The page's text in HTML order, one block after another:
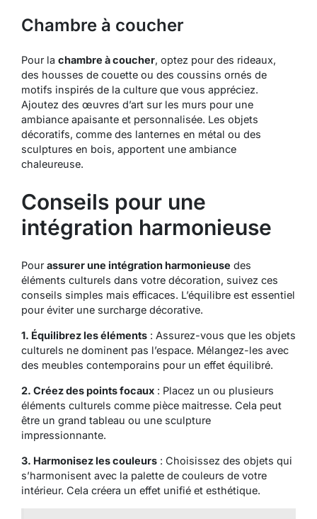
Chambre à coucher
Pour la chambre à coucher, optez pour des rideaux,
des housses de couette ou des coussins ornés de
motifs inspirés de la culture que vous appréciez.
Ajoutez des œuvres d’art sur les murs pour une
ambiance apaisante et personnalisée. Les objets
décoratifs, comme des lanternes en métal ou des
sculptures en bois, apportent une ambiance
chaleureuse.
Conseils pour une
intégration harmonieuse
Pourassurer une intégration harmonieuse des
éléments culturels dans votre décoration, suivez ces
conseils simples mais efficaces. L’équilibre est essentiel
pour éviter une surcharge décorative.
1. Équilibrez les éléments : Assurez-vous que les objets
culturels ne dominent pas l’espace. Mélangez-les avec
des meubles contemporains pour un effet équilibré.
2. Créez des points focaux : Placez un ou plusieurs
éléments culturels comme pièce maitresse. Cela peut
être un grand tableau ou une sculpture
impressionnante.
3. Harmonisez les couleurs : Choisissez des objets qui
s’harmonisent avec la palette de couleurs de votre
intérieur. Cela créera un effet unifié et esthétique.